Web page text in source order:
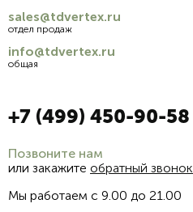
sales@tdvertex.ru
отдел продаж
info@tdvertex.ru
общая
+7 (499) 450-90-58
Позвоните нам
или закажите обратный звонок
Мы работаем с 9.00 до 21.00